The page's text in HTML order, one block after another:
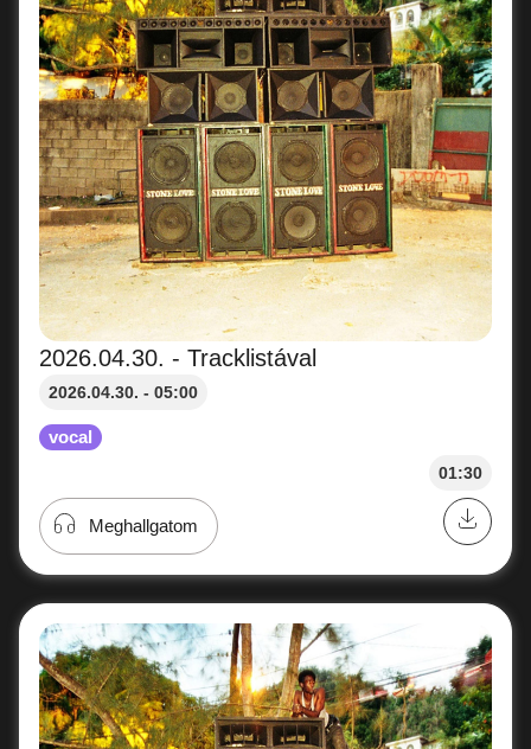
2026.04.30. - Tracklistával
2026.04.30. - 05:00
vocal
01:30
Meghallgatom